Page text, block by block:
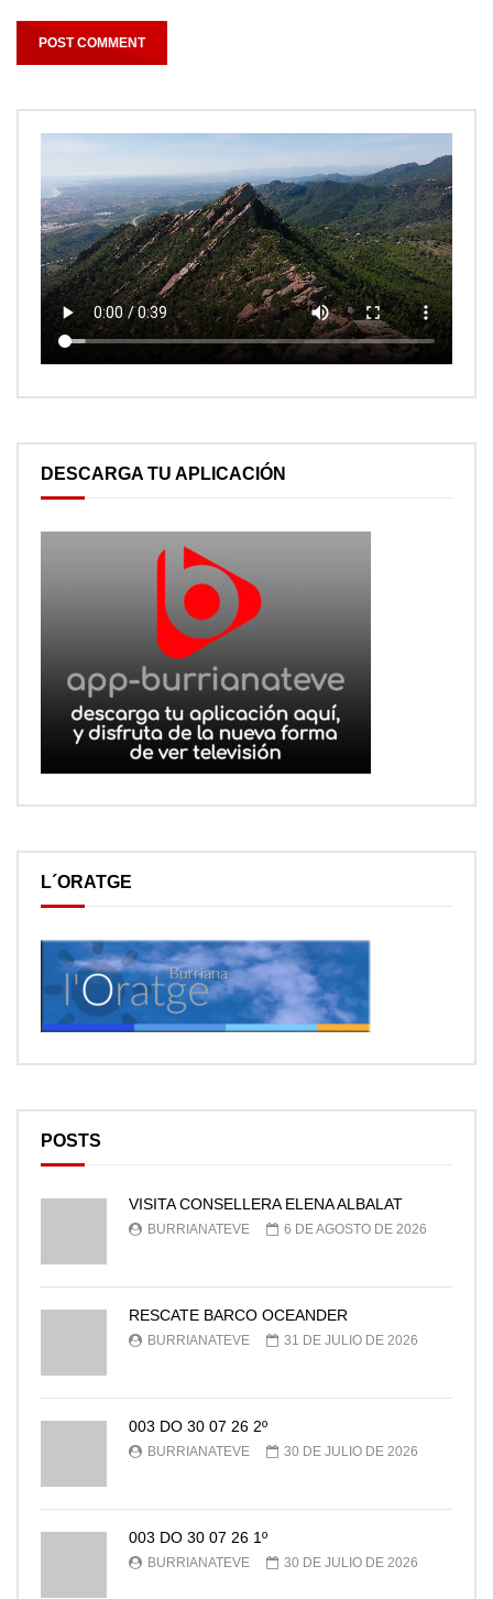
DESCARGA TU APLICACIÓN
L´ORATGE
POSTS
VISITA CONSELLERA ELENA ALBALAT
BURRIANATEVE 6 DE AGOSTO DE 2026
RESCATE BARCO OCEANDER
BURRIANATEVE 31 DE JULIO DE 2026
003 DO 30 07 26 2º
BURRIANATEVE 30 DE JULIO DE 2026
003 DO 30 07 26 1º
BURRIANATEVE 30 DE JULIO DE 2026